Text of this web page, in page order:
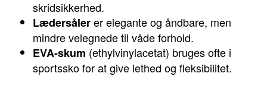
skridsikkerhed.
Lædersålerer elegante og åndbare, men
mindre velegnede til våde forhold.
EVA-skum (ethylvinylacetat) bruges ofte i
sportssko for at give lethed og fleksibilitet.